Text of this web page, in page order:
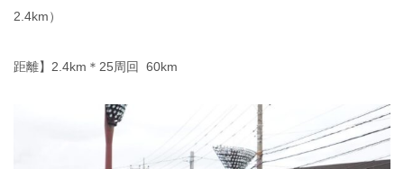
2.4km）
距離】2.4km＊25周回 60km